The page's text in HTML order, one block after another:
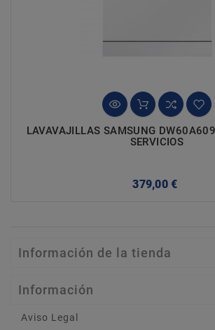
LAVAVAJILLAS SAMSUNG
SERVICIOS
379,00 €
Información de la tienda
Información
Aviso Legal